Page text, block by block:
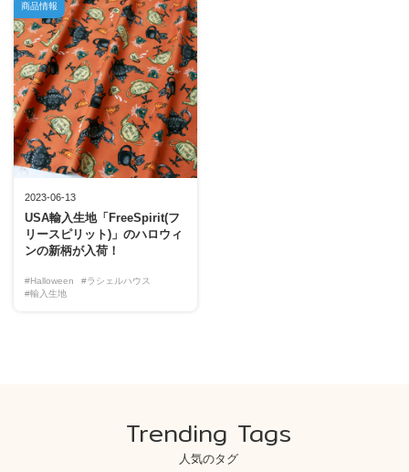
2023-06-13
USA輸入生地「FreeSpirit(フ
リースピリット)」のハロウィ
ンの新柄が入荷！
#Halloween
#ラシェルハウス
#輸入生地
商品情報
Trending Tags
人気のタグ